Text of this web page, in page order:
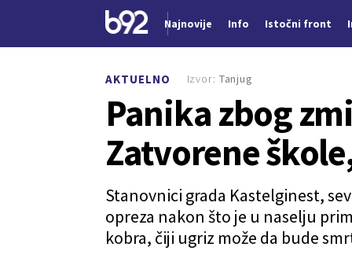
Najnovije Info Istočni front
AKTUELNO
Panika zbog
Zatvorene
Stanovnici grada Kastelginest,
opreza nakon što je u naselju
kobra, čiji ugriz može da bude
Izvor: Tanjug